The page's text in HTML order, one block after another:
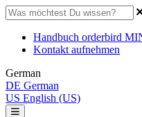
Handbuch orderbird
Kontakt aufnehmen
German
DE German
US English (US)